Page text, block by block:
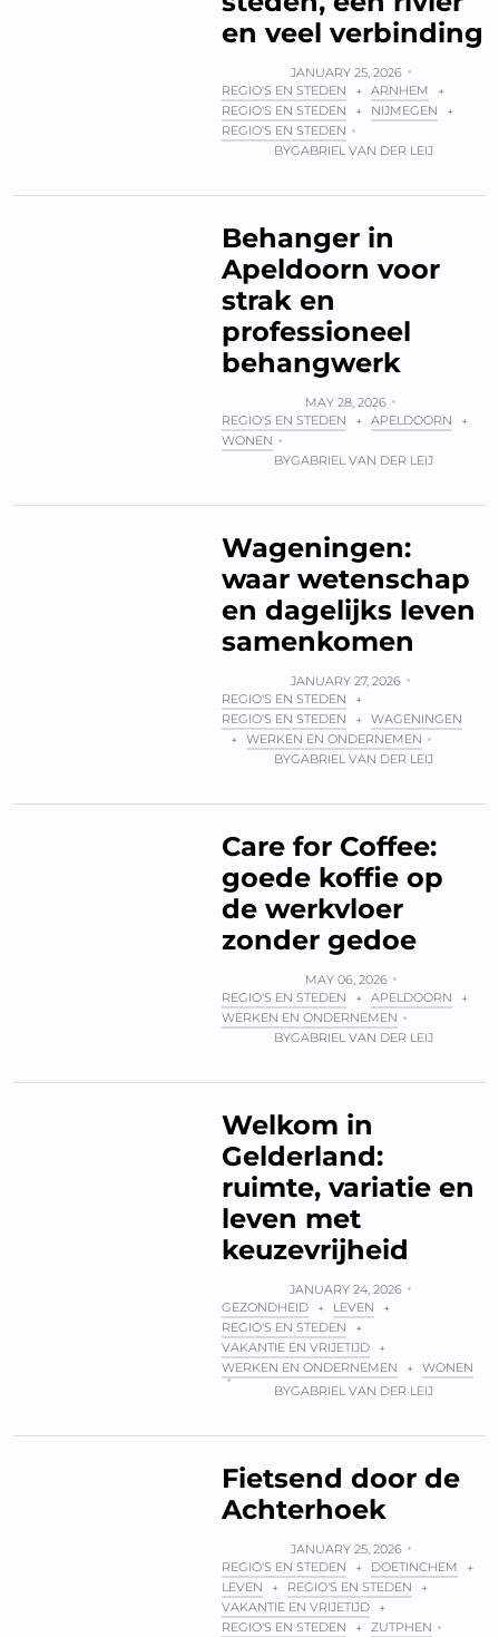
en veel verbinding
JANUARY 25, 2026
REGIO'S EN STEDEN
+ ARNHEM
+
REGIO'S EN STEDEN
+ NIJMEGEN
+
REGIO'S EN STEDEN
BYGABRIEL VAN DER LEIJ
Behanger in
Apeldoorn voor
strak en
professioneel
behangwerk
MAY 28, 2026
REGIO'S EN STEDEN
+ APELDOORN
+
WONEN
BYGABRIEL VAN DER LEIJ
Wageningen:
waar wetenschap
en dagelijks leven
samenkomen
JANUARY 27, 2026
REGIO'S EN STEDEN
+
REGIO'S EN STEDEN
+ WAGENINGEN
+ WERKEN EN ONDERNEMEN
BYGABRIEL VAN DER LEIJ
Care for Coffee:
goede koffie op
de werkvloer
zonder gedoe
MAY 06, 2026
REGIO'S EN STEDEN
+ APELDOORN
+
WERKEN EN ONDERNEMEN
BYGABRIEL VAN DER LEIJ
Welkom in
Gelderland:
ruimte, variatie en
leven met
keuzevrijheid
JANUARY 24, 2026
GEZONDHEID
+ LEVEN
+
REGIO'S EN STEDEN
+
VAKANTIE EN VRIJETIJD
+
WERKEN EN ONDERNEMEN
+ WONEN
BYGABRIEL VAN DER LEIJ
Fietsend door de
Achterhoek
JANUARY 25, 2026
REGIO'S EN STEDEN
+ DOETINCHEM
+
LEVEN
+ REGIO'S EN STEDEN
+
VAKANTIE EN VRIJETIJD
+
REGIO'S EN STEDEN
+ ZUTPHEN